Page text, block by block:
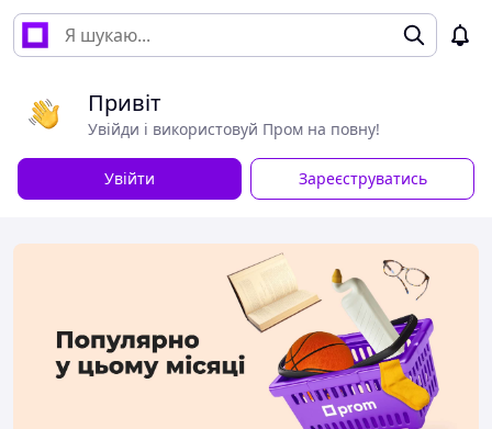
Привіт
Увійди і використовуй Пром на повну!
Увійти Зареєструватись